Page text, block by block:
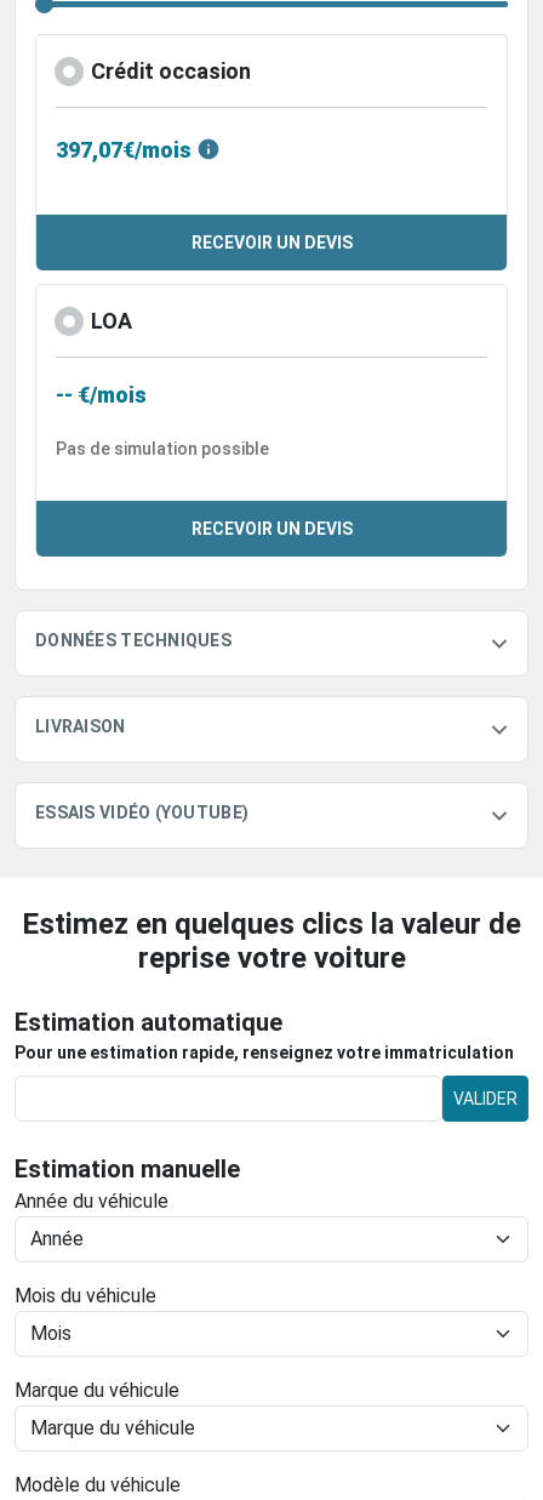
Crédit occasion
397,07€/mois
RECEVOIR UN DEVIS
LOA
-- €/mois
Pas de simulation possible
RECEVOIR UN DEVIS
DONNÉES TECHNIQUES
LIVRAISON
ESSAIS VIDÉO (YOUTUBE)
Estimez en quelques clics la valeur de
reprise votre voiture
Estimation automatique
Pour une estimation rapide, renseignez votre immatriculation
VALIDER
Estimation manuelle
Année du véhicule
Mois du véhicule
Marque du véhicule
Modèle du véhicule